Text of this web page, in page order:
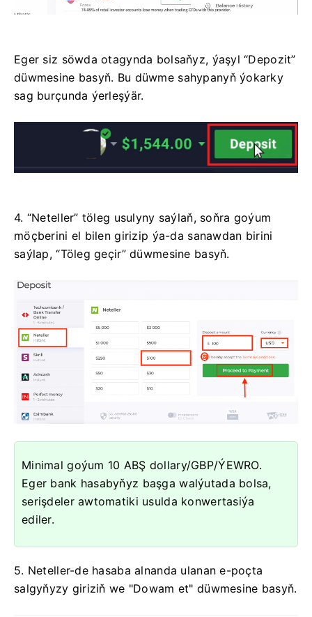
Eger siz söwda otagynda bolsaňyz, ýaşyl “Depozit”
düwmesine basyň. Bu düwme sahypanyň ýokarky
sag burçunda ýerleşýär.
4. “Neteller” töleg usulyny saýlaň, soňra goýum
möçberini el bilen girizip ýa-da sanawdan birini
saýlap, “Töleg geçir” düwmesine basyň.
Minimal goýum 10 ABŞ dollary/GBP/ÝEWRO.
Eger bank hasabyňyz başga walýutada bolsa,
serişdeler awtomatiki usulda konwertasiýa
ediler.
5. Neteller-de hasaba alnanda ulanan e-poçta
salgyňyzy giriziň we "Dowam et" düwmesine basyň.